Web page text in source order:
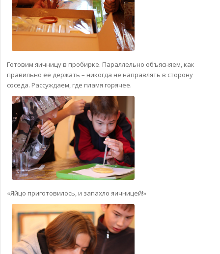
Готовим яичницу в пробирке. Параллельно объясняем, как
правильно её держать – никогда не направлять в сторону
соседа. Рассуждаем, где пламя горячее.
«Яйцо приготовилось, и запахло яичницей!»